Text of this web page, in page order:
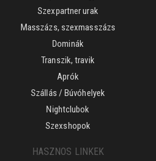
Szexpartner urak
Masszázs, szexmasszázs
Dominák
Transzik, travik
Aprók
Szállás / Búvóhelyek
Nightclubok
Szexshopok
HASZNOS LINKEK